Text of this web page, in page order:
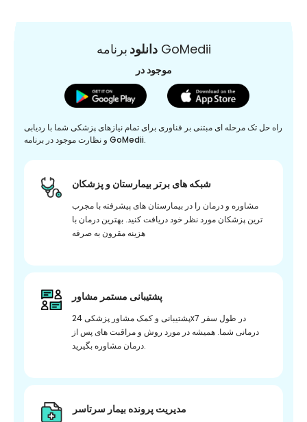
دانلودبرنامه GoMedii
موجود در
راه حل تک مرحله ای مبتنی بر فناوری برای تمام نیازهای پزشکی شما با ردیابی
و نظارت موجود در برنامه GoMedii.
شبکه های برتر بیمارستان و پزشکان
مشاوره و درمان را در بیمارستان های پیشرفته با مجرب
ترین پزشکان مورد نظر خود دریافت کنید. بهترین درمان با
هزینه مقرون به صرفه
پشتیبانی مستمر مشاور
پشتیبانی و کمک مشاور پزشکی 24x7 در طول سفر
درمانی شما. همیشه در مورد روش و مراقبت های پس از
درمان مشاوره بگیرید.
مدیریت پرونده بیمار سرتاسر